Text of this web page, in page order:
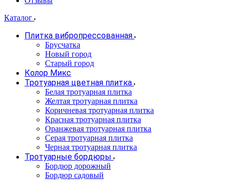
Каталог
Плитка вибропрессованная
Брусчатка
Новый город
Старый город
Колор Микс
Тротуарная цветная плитка
Белая тротуарная плитка
Желтая тротуарная плитка
Коричневая тротуарная плитка
Красная тротуарная плитка
Оранжевая тротуарная плитка
Серая тротуарная плитка
Черная тротуарная плитка
Тротуарные бордюры
Бордюр дорожный
Бордюр садовый